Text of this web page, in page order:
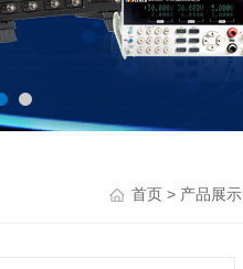
首页 > 产品展示